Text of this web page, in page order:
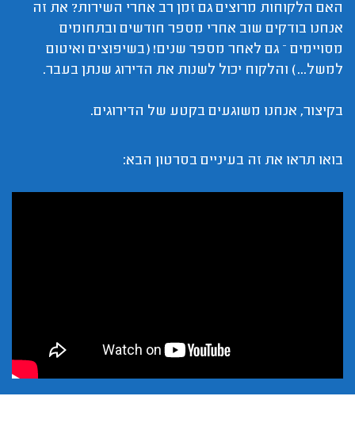
האם הלקוחות מרוצים גם זמן רב אחרי השירות? את זה
אנחנו בודקים שוב אחרי מספר חודשים ובתחומים
מסויימים – גם לאחר מספר שנים! (בשיפוצים ואיטום
למשל...) והלקוח יכול לשנות את הדירוג שנתן בעבר.
בקיצור, אנחנו משוגעים בקטע של הדירוגים.
בואו תראו את זה בעיניים בסרטון הבא: